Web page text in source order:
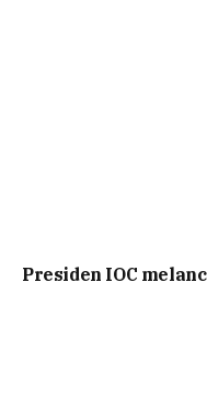
Presiden IOC